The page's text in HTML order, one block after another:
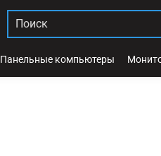
Панельные компьютеры